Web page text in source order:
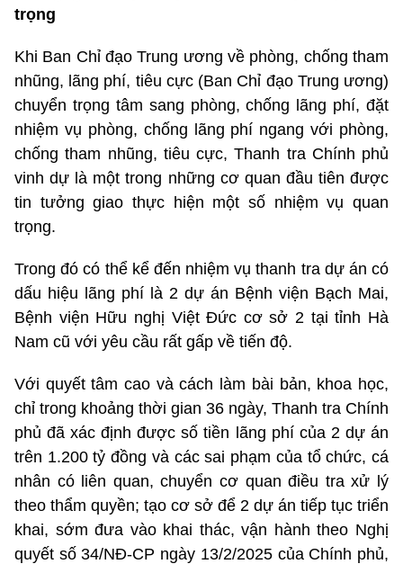
trọng
Khi Ban Chỉ đạo Trung ương về phòng, chống tham
nhũng, lãng phí, tiêu cực (Ban Chỉ đạo Trung ương)
chuyển trọng tâm sang phòng, chống lãng phí, đặt
nhiệm vụ phòng, chống lãng phí ngang với phòng,
chống tham nhũng, tiêu cực, Thanh tra Chính phủ
vinh dự là một trong những cơ quan đầu tiên được
tin tưởng giao thực hiện một số nhiệm vụ quan
trọng.
Trong đó có thể kể đến nhiệm vụ thanh tra dự án có
dấu hiệu lãng phí là 2 dự án Bệnh viện Bạch Mai,
Bệnh viện Hữu nghị Việt Đức cơ sở 2 tại tỉnh Hà
Nam cũ với yêu cầu rất gấp về tiến độ.
Với quyết tâm cao và cách làm bài bản, khoa học,
chỉ trong khoảng thời gian 36 ngày, Thanh tra Chính
phủ đã xác định được số tiền lãng phí của 2 dự án
trên 1.200 tỷ đồng và các sai phạm của tổ chức, cá
nhân có liên quan, chuyển cơ quan điều tra xử lý
theo thẩm quyền; tạo cơ sở để 2 dự án tiếp tục triển
khai, sớm đưa vào khai thác, vận hành theo Nghị
quyết số 34/NĐ-CP ngày 13/2/2025 của Chính phủ,